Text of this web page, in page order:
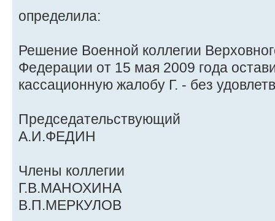
определила:
Решение Военной коллегии
Федерации от 15 мая 2009 года
кассационную жалобу Г. - без
Председательствующий
А.И.ФЕДИН
Члены коллегии
Г.В.МАНОХИНА
В.П.МЕРКУЛОВ